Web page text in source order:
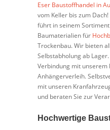
Eser Baustoffhandel in
vom Keller bis zum
führt in seinem
Baumaterialien für
Trockenbau. Wir bieten
Selbstabholung ab
Verbindung mit unserem
Anhängerverleih.
mit unseren
und beraten Sie zur
Hochwertige